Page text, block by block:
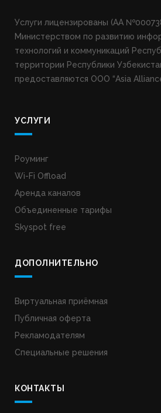
Услуги лицензированы (AA
Министерством по развитию
технологий и коммуникаций
территории Республики
предоставляются ООО “Asia
УСЛУГИ
Роуминг
Wi-Fi Offload
Аренда каналов
Объединенные тарифы
Skyspot free
ДОПОЛНИТЕЛЬНО
Виртуальная приёмная
Публичная оферта
Рекламодателям
Специальные решения
КОНТАКТЫ